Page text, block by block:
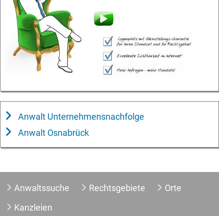
Anwalt Unternehmensnachfolge
Anwalt Osnabrück
Anwaltssuche Rechtsgebiete
Orte
Kanzleien